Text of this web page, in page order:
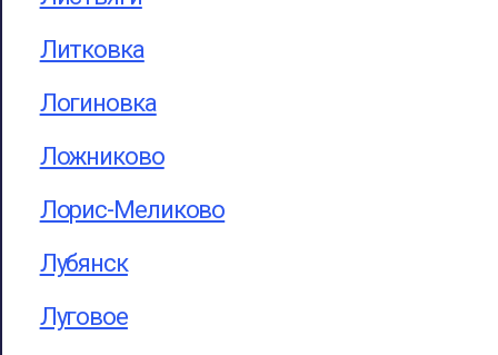
Литковка
Логиновка
Ложниково
Лорис-Меликово
Лубянск
Луговое